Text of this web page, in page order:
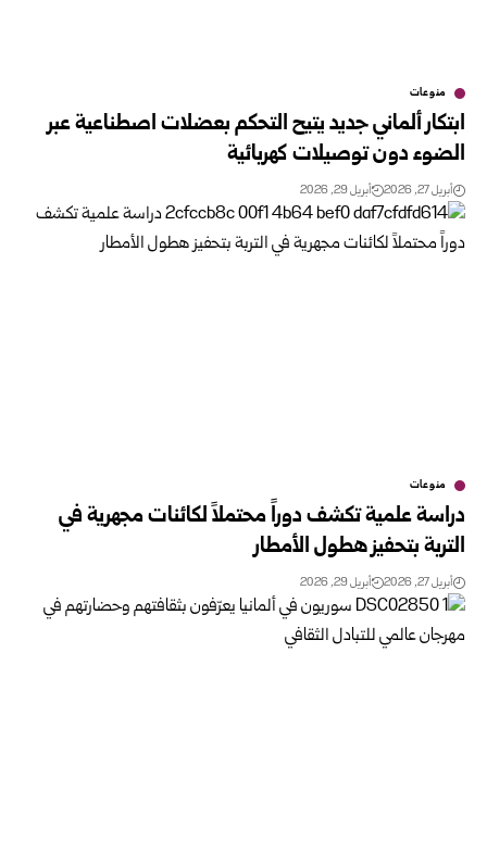
منوعات
ابتكار ألماني جديد يتيح التحكم بعضلات اصطناعية عبر
الضوء دون توصيلات كهربائية
أبريل 27, 2026 أبريل 29, 2026
منوعات
دراسة علمية تكشف دوراً محتملاً لكائنات مجهرية في
التربة بتحفيز هطول الأمطار
أبريل 27, 2026 أبريل 29, 2026